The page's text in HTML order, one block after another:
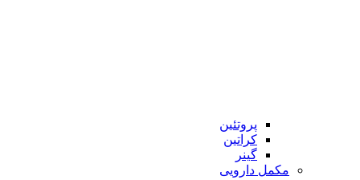
پروتئین
کراتین
گینر
مکمل دارویی